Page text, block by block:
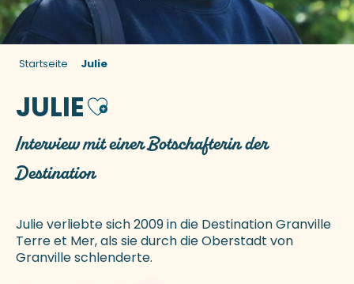
Startseite Julie
JULIE Ajouter aux favoris
Interview mit einer Botschafterin der
Destination
Julie verliebte sich 2009 in die Destination Granville
Terre et Mer, als sie durch die Oberstadt von
Granville schlenderte.